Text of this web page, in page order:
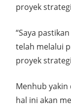
proyek
“Saya
telah melalui
proyek
Menhub
hal ini akan